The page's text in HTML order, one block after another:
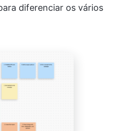
diferenciar os vários